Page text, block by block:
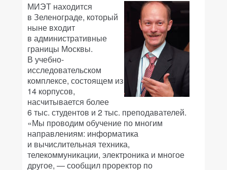
МИЭТ находится
в Зеленограде, который
ныне входит
в административные
границы Москвы.
В учебно-
исследовательском
комплексе, состоящем из
14 корпусов,
насчитывается более
6 тыс. студентов и 2 тыс. преподавателей.
«Мы проводим обучение по многим
направлениям: информатика
и вычислительная техника,
телекоммуникации, электроника и многое
другое, — сообщил проректор по